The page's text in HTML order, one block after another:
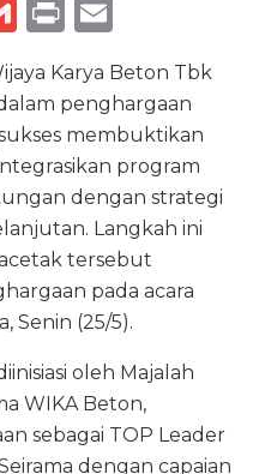
G
ai
l
P
n
t
ai
l
Karya Beton Tbk
penghargaan
membuktikan
program
dengan strategi
Langkah ini
tersebut
pada acara
Senin (25/5).
oleh Majalah
WIKA Beton,
sebagai TOP Leader
dengan capaian